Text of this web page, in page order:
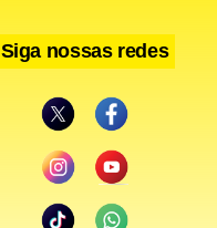
Siga nossas redes